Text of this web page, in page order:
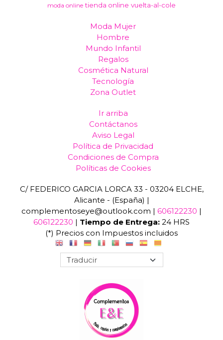
moda online tienda online vuelta-al-cole
Moda Mujer
Hombre
Mundo Infantil
Regalos
Cosmética Natural
Tecnología
Zona Outlet
Ir arriba
Contáctanos
Aviso Legal
Política de Privacidad
Condiciones de Compra
Políticas de Cookies
C/ FEDERICO GARCIA LORCA 33 - 03204 ELCHE,
Alicante - (España) |
complementoseye@outlook.com | 606122230 |
606122230 | Tiempo de Entrega: 24 HRS
(*) Precios con Impuestos incluidos